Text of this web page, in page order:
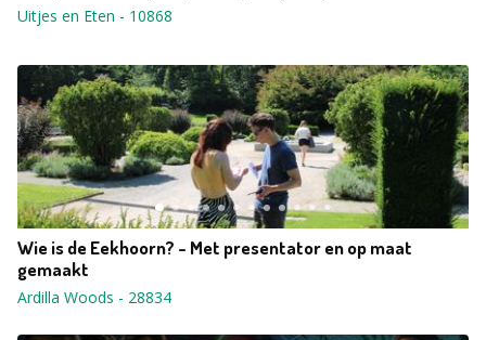
Uitjes en Eten - 10868
Wie is de Eekhoorn? - Met presentator en op maat
gemaakt
Ardilla Woods - 28834